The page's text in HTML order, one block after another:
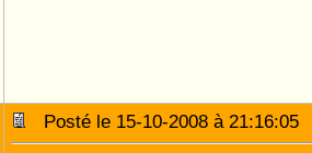
Posté le 15-10-2008 à